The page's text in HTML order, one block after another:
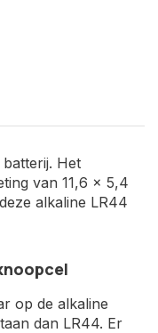
Het
van 11,6 x 5,4
alkaline LR44
op de alkaline
dan LR44. Er